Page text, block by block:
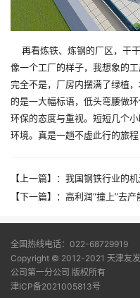
再看炼铁、炼钢的厂区，干
像一个工厂的样子，我想象的
完全不是，厂房内摆满了绿植
的是一大幅标语，低头弯腰做
环保的态度与重视。短短几个
环境。真是一趟不虚此行的旅程
【上一篇】： 我国钢铁行业的
【下一篇】： 高利润“撞上”去
全国热线电话：022-68729919
Copyright © 2012-2021 天津友
公司第一分公司 版权所有
津ICP备2021005813号